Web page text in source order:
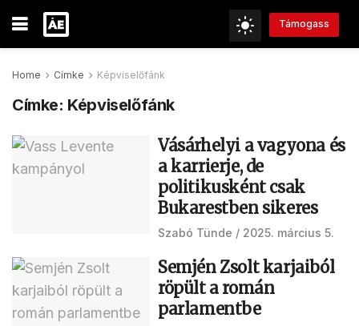
Támogass
Home Címke Képviselőfánk
Címke: Képviselőfánk
Vásárhelyi a vagyona és
a karrierje, de
politikusként csak
Bukarestben sikeres
Szabó Tünde 2025. március 5.
Semjén Zsolt karjaiból
röpült a román
parlamentbe